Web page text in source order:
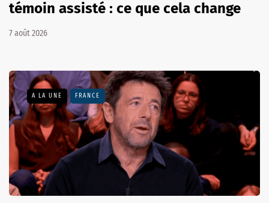
témoin assisté : ce que cela change
7 août 2026
A LA UNE FRANCE